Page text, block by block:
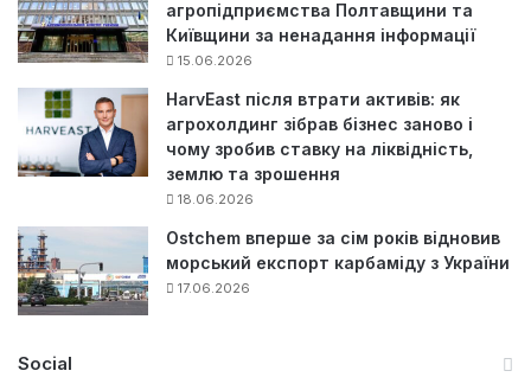
агропідприємства Полтавщини та
Київщини за ненадання інформації
15.06.2026
HarvEast після втрати активів: як
агрохолдинг зібрав бізнес заново і
чому зробив ставку на ліквідність,
землю та зрошення
18.06.2026
Ostchem вперше за сім років відновив
морський експорт карбаміду з України
17.06.2026
Social